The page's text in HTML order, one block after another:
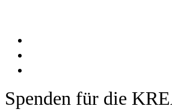
Spenden für die